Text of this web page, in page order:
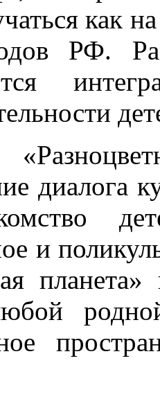
как
РФ.
диалога
и